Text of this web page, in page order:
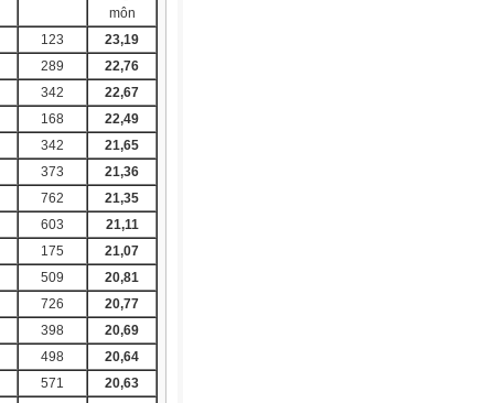
môn
123
23,19
289
22,76
342
22,67
168
22,49
342
21,65
373
21,36
762
21,35
603
21,11
175
21,07
509
20,81
726
20,77
398
20,69
498
20,64
571
20,63